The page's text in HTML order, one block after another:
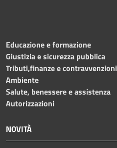
Educazione e formazione
Giustizia e sicurezza pubblica
Tributi,finanze e contravvenzioni
Ambiente
Salute, benessere e assistenza
Autorizzazioni
NOVITÀ